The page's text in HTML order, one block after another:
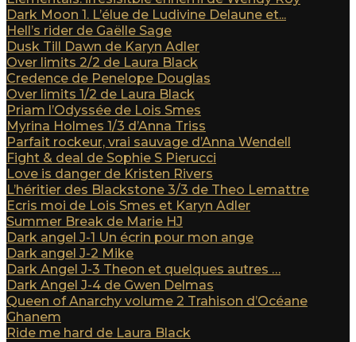
Dark Moon 1. L’élue de Ludivine Delaune et...
Hell’s rider de Gaëlle Sage
Dusk Till Dawn de Karyn Adler
Over limits 2/2 de Laura Black
Credence de Penelope Douglas
Over limits 1/2 de Laura Black
Priam l’Odyssée de Lois Smes
Myrina Holmes 1/3 d’Anna Triss
Parfait rockeur, vrai sauvage d’Anna Wendell
Fight & deal de Sophie S Pierucci
Love is danger de Kristen Rivers
L’héritier des Blackstone 3/3 de Theo Lemattre
Ecris moi de Lois Smes et Karyn Adler
Summer Break de Marie HJ
Dark angel J-1 Un écrin pour mon ange
Dark angel J-2 Mike
Dark Angel J-3 Theon et quelques autres …
Dark Angel J-4 de Gwen Delmas
Queen of Anarchy volume 2 Trahison d’Océane
Ghanem
Ride me hard de Laura Black